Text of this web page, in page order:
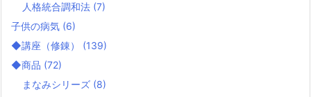
人格統合調和法 (7)
子供の病気 (6)
◆講座（修錬） (139)
◆商品 (72)
まなみシリーズ (8)